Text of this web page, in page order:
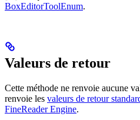
BoxEditorToolEnum.
Valeurs de retour
Cette méthode ne renvoie aucune
renvoie les valeurs de retour
FineReader Engine.